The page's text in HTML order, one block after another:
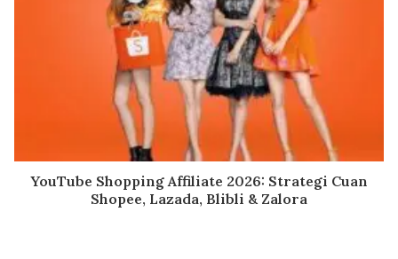
YouTube Shopping Affiliate 2026: Strategi Cuan
Shopee, Lazada, Blibli & Zalora